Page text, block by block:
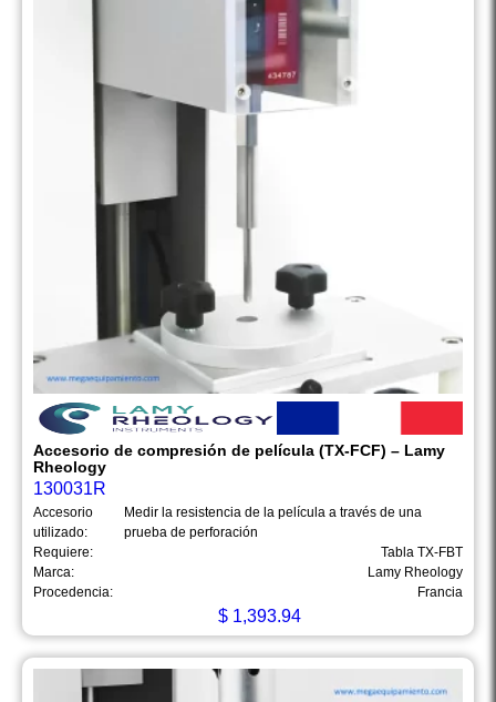
Accesorio de compresión de película (TX-FCF) – Lamy
Rheology
130031R
Accesorio
utilizado:
Medir la resistencia de la película a través de una
prueba de perforación
Requiere:
Tabla TX-FBT
Marca:
Lamy Rheology
Procedencia:
Francia
$1,393.94